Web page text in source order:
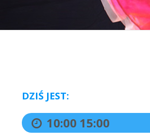
DZIŚ JEST:
10:00 15:00